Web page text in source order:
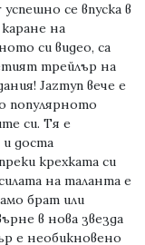
се впуска в
на
си видео, са
трейлър на
Jazmyn вече е
популярното
си. Тя е
доста
крехката си
на таланта е
брат или
в нова звезда
е необикновено